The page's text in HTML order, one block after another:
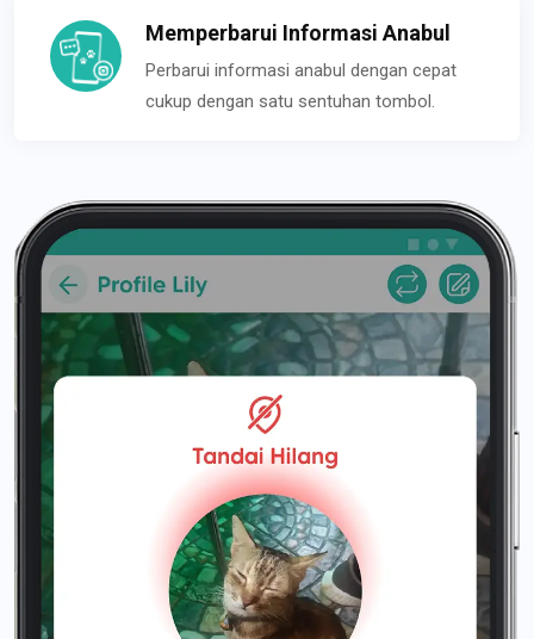
Memperbarui Informasi Anabul
Perbarui informasi anabul dengan cepat
cukup dengan satu sentuhan tombol.